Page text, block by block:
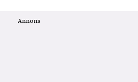
Annons